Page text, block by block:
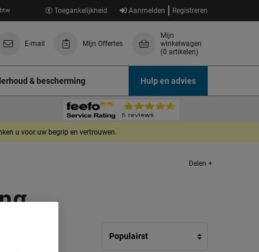
Toegankelijkheid Aanmelden Registreren
E-mail Mijn Offertes
Mijn
winkelwagen
(0 artikelen)
& bescherming Hulp en advies
u voor uw begrip en vertrouwen.
Delen +